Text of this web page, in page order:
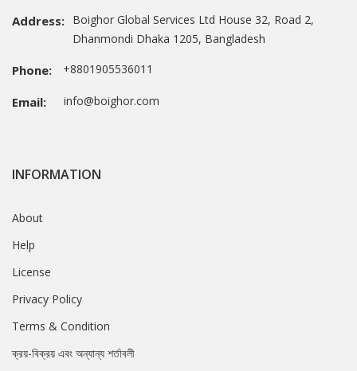
Address: Boighor Global Services Ltd House 32, Road 2,
Dhanmondi Dhaka 1205, Bangladesh
Phone: +8801905536011
Email: info@boighor.com
INFORMATION
About
Help
License
Privacy Policy
Terms & Condition
ক্রয়-বিক্রয় এবং অন্যান্য শর্তাবলী